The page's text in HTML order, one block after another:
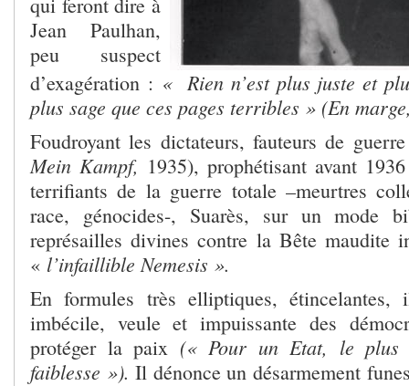
Jean Paulhan,
peu suspect
d’exagération : « Rien n’est plus juste et
plus sage que ces pages terribles » (En
Foudroyant les dictateurs, fauteurs de
Mein Kampf, 1935), prophétisant avant
terrifiants de la guerre totale –meurtres
race, génocides-, Suarès, sur un mode
représailles divines contre la Bête maudite
« l’infaillible Nemesis ».
En formules très elliptiques,
imbécile, veule et impuissante des
protéger la paix (« Pour un Etat, le plus
faiblesse »). Il dénonce un désarmement